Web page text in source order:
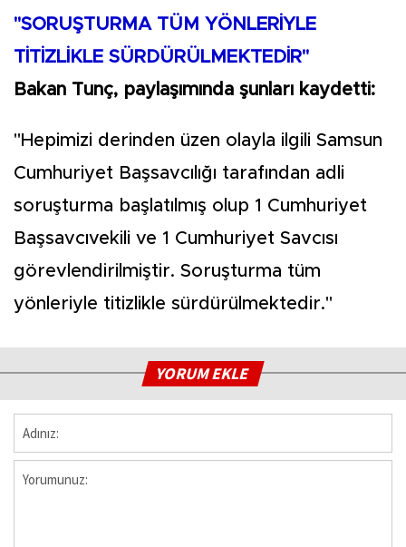
"SORUŞTURMA TÜM YÖNLERİYLE
TİTİZLİKLE SÜRDÜRÜLMEKTEDİR"
Bakan Tunç, paylaşımında şunları kaydetti:
"Hepimizi derinden üzen olayla ilgili Samsun
Cumhuriyet Başsavcılığı tarafından adli
soruşturma başlatılmış olup 1 Cumhuriyet
Başsavcıvekili ve 1 Cumhuriyet Savcısı
görevlendirilmiştir. Soruşturma tüm
yönleriyle titizlikle sürdürülmektedir."
YORUM EKLE